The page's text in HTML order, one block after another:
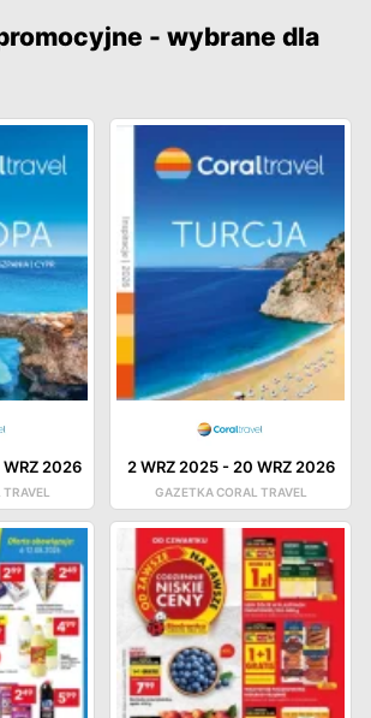
- wybrane dla
WRZ 2026 2 WRZ 2025- 20 WRZ 2026
GAZETKA CORAL TRAVEL